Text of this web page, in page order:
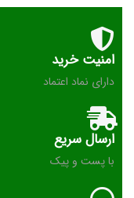
امنیت خرید
دارای نماد اعتماد
ارسال سریع
با پست و پیک